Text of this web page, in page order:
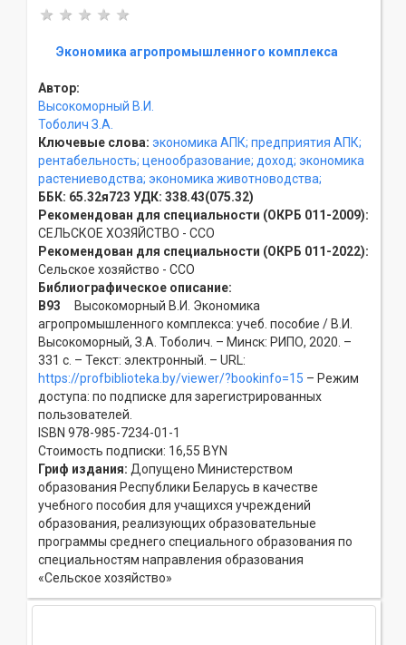
Экономика агропромышленного комплекса
Автор:
Высокоморный В.И.
Тоболич З.А.
Ключевые слова: экономика АПК; предприятия АПК;
рентабельность; ценообразование; доход; экономика
растениеводства; экономика животноводства;
ББК: 65.32я723 УДК: 338.43(075.32)
Рекомендован для специальности (ОКРБ 011-2009):
СЕЛЬСКОЕ ХОЗЯЙСТВО - ССO
Рекомендован для специальности (ОКРБ 011-2022):
Сельское хозяйство - ССO
Библиографическое описание:
В93 Высокоморный В.И. Экономика
агропромышленного комплекса: учеб. пособие / В.И.
Высокоморный, З.А. Тоболич. – Минск: РИПО, 2020. –
331 с. – Текст: электронный. – URL:
https://profbiblioteka.by/viewer/?bookinfo=15 – Режим
доступа: по подписке для зарегистрированных
пользователей.
ISBN 978-985-7234-01-1
Стоимость подписки: 16,55 BYN
Гриф издания: Допущено Министерством
образования Республики Беларусь в качестве
учебного пособия для учащихся учреждений
образования, реализующих образовательные
программы среднего специального образования по
специальностям направления образования
«Сельское хозяйство»